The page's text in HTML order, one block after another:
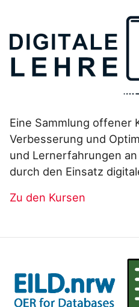
Eine Sammlung offener
Verbesserung und
und Lernerfahrungen
durch den Einsatz
Zu den Kursen